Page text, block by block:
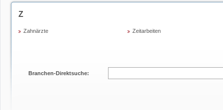
Z
Zahnärzte Zeitarbeiten
Branchen-Direktsuche: